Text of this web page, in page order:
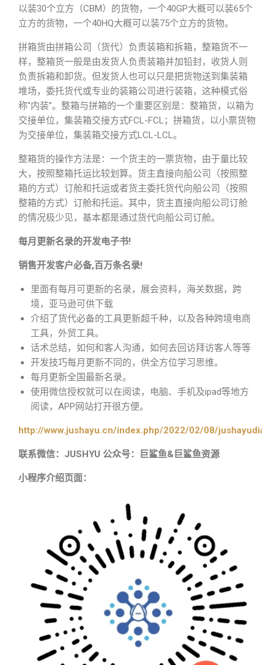
以装30个立方（CBM）的货物，一个40GP大概可以装65个
立方的货物，一个40HQ大概可以装75个立方的货物。
拼箱货由拼箱公司（货代）负责装箱和拆箱，整箱货不一
样，整箱货一般是由发货人负责装箱并加铅封，收货人则
负责拆箱和卸货。但发货人也可以只是把货物送到集装箱
堆场，委托货代或专业的装箱公司进行装箱，这种模式俗
称“内装”。整箱与拼箱的一个重要区别是：整箱货，以箱为
交接单位，集装箱交接方式FCL-FCL；拼箱货，以小票货物
为交接单位，集装箱交接方式LCL-LCL。
整箱货的操作方法是：一个货主的一票货物，由于量比较
大，按照整箱托运比较划算。货主直接向船公司（按照整
箱的方式）订舱和托运或者货主委托货代向船公司（按照
整箱的方式）订舱和托运。其中，货主直接向船公司订舱
的情况极少见，基本都是通过货代向船公司订舱。
每月更新名录的开发电子书!
销售开发客户必备,百万条名录!
里面有每月可更新的名录，展会资料，海关数据，跨
境，亚马逊可供下载
介绍了货代必备的工具更新超千种，以及各种跨境电商
工具，外贸工具。
话术总结，如何和客人沟通，如何去回访拜访客人等等
开发技巧每月更新不同的，供全方位学习思维。
每月更新全国最新名录。
使用微信授权就可以在阅读，电脑、手机及ipad等地方
阅读，APP网站打开很方便。
http://www.jushayu.cn/index.php/2022/02/08/
联系微信：JUSHYU 公众号：巨鲨鱼&巨鲨鱼资源
小程序介绍页面：